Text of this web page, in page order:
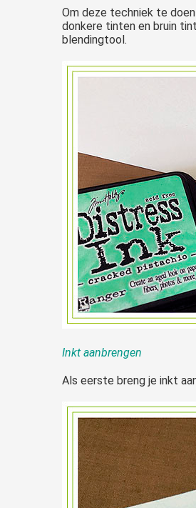
Om deze techniek te
donkere tinten en bruin
blendingtool.
Inkt aanbrengen
Als eerste breng je inkt